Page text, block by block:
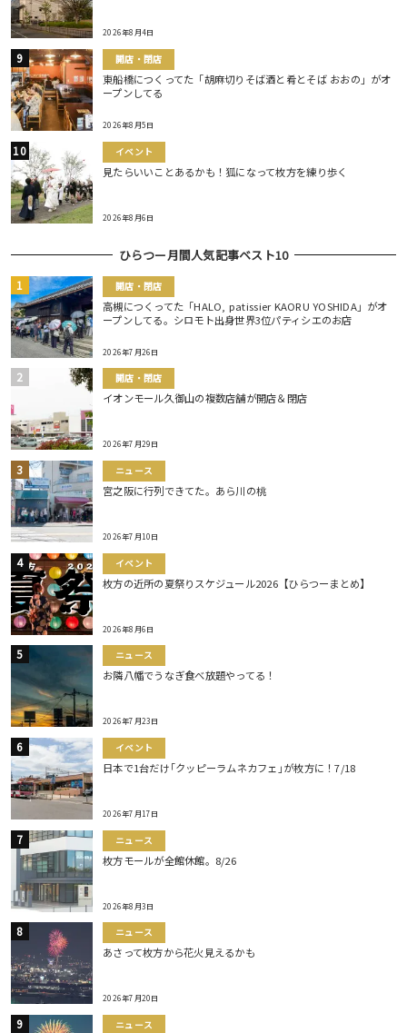
2026年8月4日
開店・閉店
東船橋につくってた「胡麻切りそば酒と肴とそば おおの」がオ
ープンしてる
2026年8月5日
イベント
見たらいいことあるかも！狐になって枚方を練り歩く
2026年8月6日
ひらつー月間人気記事ベスト10
開店・閉店
高槻につくってた「HALO, patissier KAORU YOSHIDA」がオ
ープンしてる。シロモト出身世界3位パティシエのお店
2026年7月26日
開店・閉店
イオンモール久御山の複数店舗が開店＆閉店
2026年7月29日
ニュース
宮之阪に行列できてた。あら川の桃
2026年7月10日
イベント
枚方の近所の夏祭りスケジュール2026【ひらつーまとめ】
2026年8月6日
ニュース
お隣八幡でうなぎ食べ放題やってる！
2026年7月23日
イベント
日本で1台だけ｢クッピーラムネカフェ｣が枚方に！7/18
2026年7月17日
ニュース
枚方モールが全館休館。8/26
2026年8月3日
ニュース
あさって枚方から花火見えるかも
2026年7月20日
ニュース